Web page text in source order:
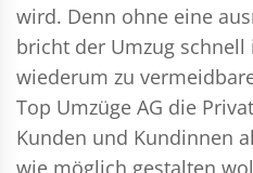
wird. Denn ohne eine
bricht der Umzug
wiederum zu
Top Umzüge AG die
Kunden und Kundinnen
wie möglich gestalten